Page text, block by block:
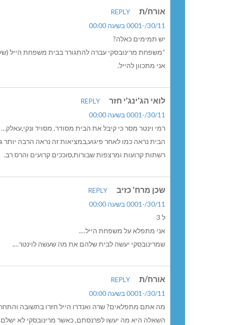
אורח/ת
REPLY
30/11/-0001 בשעה 00:00
יש תמימים כאלה?
“משפחת מרינובסקי עברה להתגורר בבית משפחת הייל
אני מתכוון להייל.
לואי הג'ינג'י חזר
REPLY
30/11/-0001 בשעה 00:00
רמי וינטר מסר כי קיבל את הבית מסודר, מסויד ונקי,עאלק…
הבית נראה כמו לאחר פיגוע,במציאות זה נראה הרבה יותר
רשתות קרועות ומרצפות שבורות,סוככים קרועים והרס רב.
שכן מרח' כזיב
REPLY
30/11/-0001 בשעה 00:00
ל 3
אני מתפלא על משפחת הייל….
שמרינובסקי יעשה לבית שלהם את מה שעשה לוינטר….
אורח/ת
REPLY
30/11/-0001 בשעה 00:00
מה אתם מתפלאים? שרה ואנדרו הייל חזרו בתשובה
השאלה היא מה יעשו לפרנסתם, כאשר מרינובסקי לא